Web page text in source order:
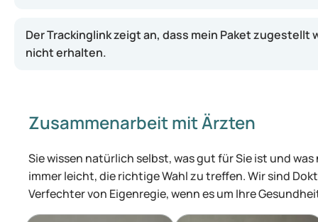
Der Trackinglink zeigt an, dass mein Paket zugestellt
nicht erhalten.
Zusammenarbeit mit Ärzten
Sie wissen natürlich selbst, was gut für Sie ist und
immer leicht, die richtige Wahl zu treffen. Wir sind
Verfechter von Eigenregie, wenn es um Ihre